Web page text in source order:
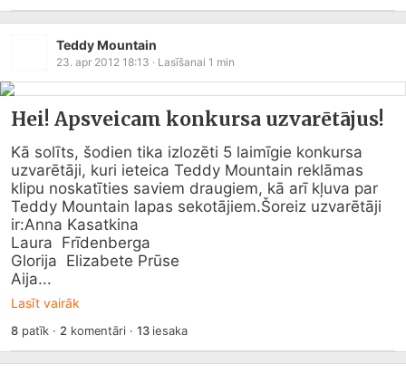
Teddy Mountain
23. apr 2012 18:13 · Lasīšanai 1 min
Hei! Apsveicam konkursa uzvarētājus!
Kā solīts, šodien tika izlozēti 5 laimīgie konkursa
uzvarētāji, kuri ieteica Teddy Mountain reklāmas
klipu noskatīties saviem draugiem, kā arī kļuva par
Teddy Mountain lapas sekotājiem.Šoreiz uzvarētāji
ir:Anna Kasatkina
Laura  Frīdenberga
Glorija  Elizabete Prūse
Aija...
Lasīt vairāk
8patīk · 2 komentāri · 13iesaka